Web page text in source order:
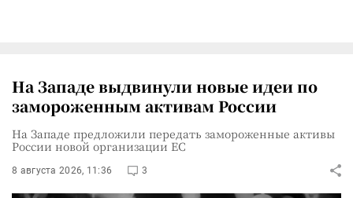
На Западе выдвинули новые идеи по
замороженным активам России
На Западе предложили передать замороженные активы
России новой организации ЕС
8 августа 2026, 11:36 3